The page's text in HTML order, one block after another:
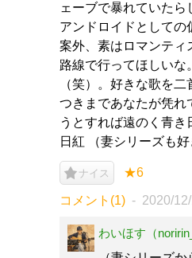
ェーブで暴れていた
アンドロイドとしての
案外、素はロマンティ
路線で行ってほしいな
（笑）。好きな歌を
つきまであなたが凭れ
うとすれば遠のく青
日紅 （妻シリーズも好
ナイス ★6
コメント(1) 2020/
わいほす（